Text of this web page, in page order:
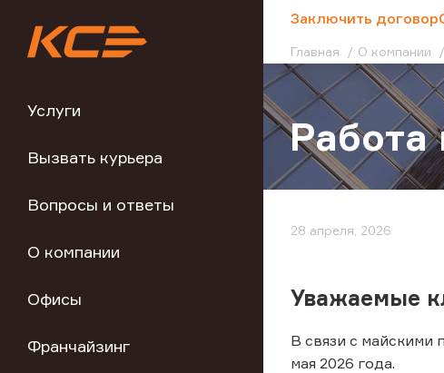
Услуги
Вызвать курьера
Вопросы и ответы
О компании
Офисы
Франчайзинг
Заключить договор
Главная О компании
Работа
28 апреля, 2026
Уважаемые
В связи с майскими
мая 2026 года.